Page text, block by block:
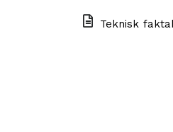
Teknisk